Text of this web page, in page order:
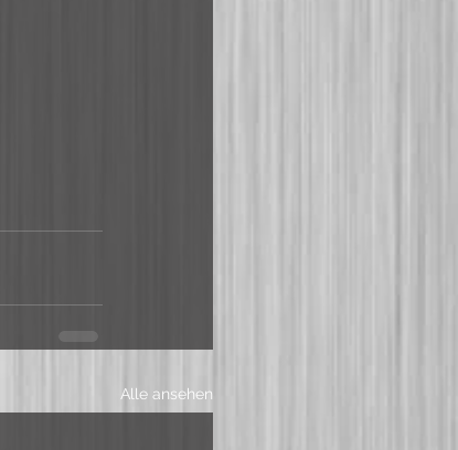
Alle ansehen